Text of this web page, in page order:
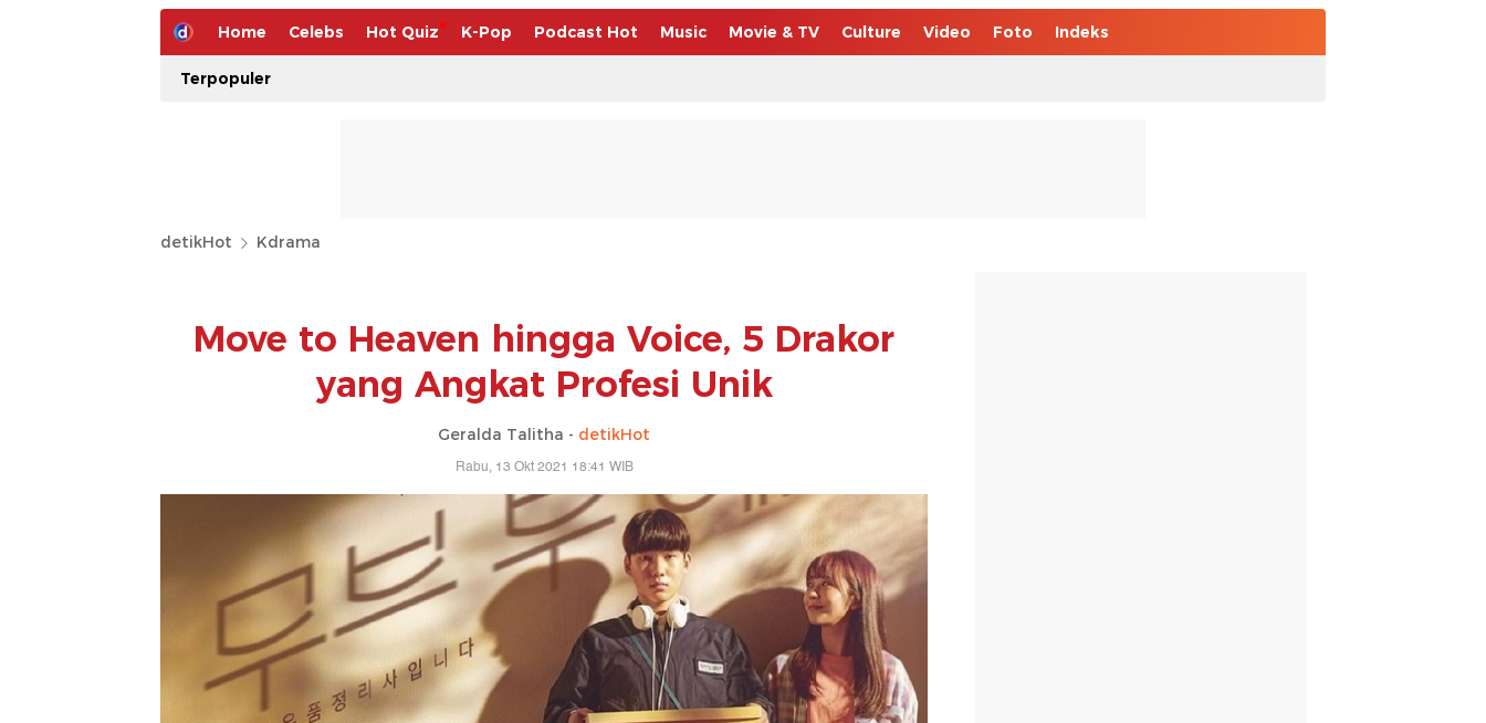
Home Celebs Hot Quiz K-Pop Podcast Hot Music Movie & TV Culture Video Foto Indeks
Terpopuler
detikHot Kdrama
Move to Heaven hingga Voice, 5 Drakor
yang Angkat Profesi Unik
Geralda Talitha - detikHot
Rabu, 13 Okt 2021 18:41 WIB